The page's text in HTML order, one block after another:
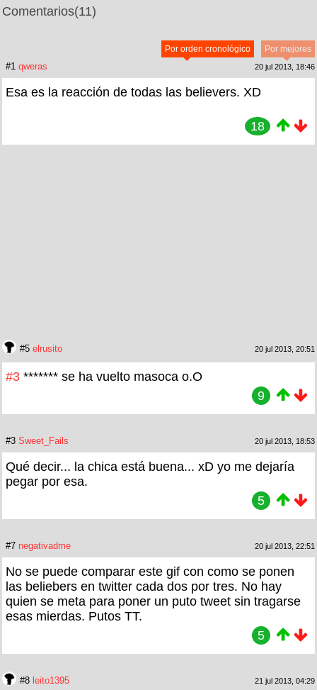
Comentarios(11)
Por mejores
Por orden cronológico
#1 qweras 20 jul 2013, 18:46
Esa es la reacción de todas las believers. XD
18
#5 elrusito 20 jul 2013, 20:51
#3 ******* se ha vuelto masoca o.O
9
#3 Sweet_Fails 20 jul 2013, 18:53
Qué decir... la chica está buena... xD yo me dejaría
pegar por esa.
5
#7 negativadme 20 jul 2013, 22:51
No se puede comparar este gif con como se ponen
las beliebers en twitter cada dos por tres. No hay
quien se meta para poner un puto tweet sin tragarse
esas mierdas. Putos TT.
5
#8 leito1395 21 jul 2013, 04:29